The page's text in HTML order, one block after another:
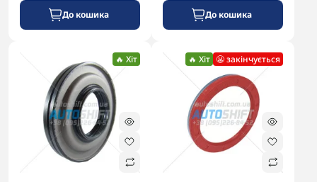
До кошика До кошика
🔥 Хіт 🔥 Хіт 😬 закінчується